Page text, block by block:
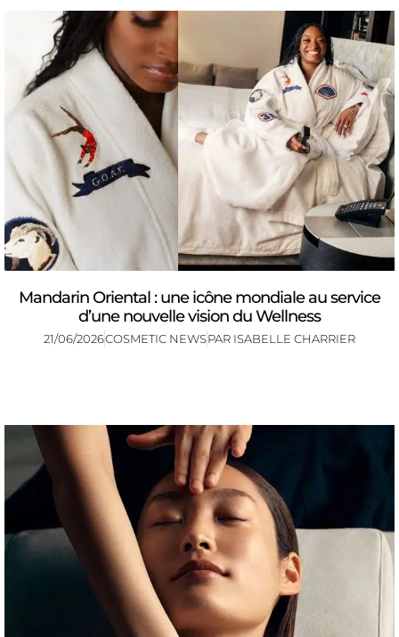
Mandarin Oriental : une icône mondiale au service
d’une nouvelle vision du Wellness
21/06/2026COSMETIC NEWSPAR ISABELLE CHARRIER